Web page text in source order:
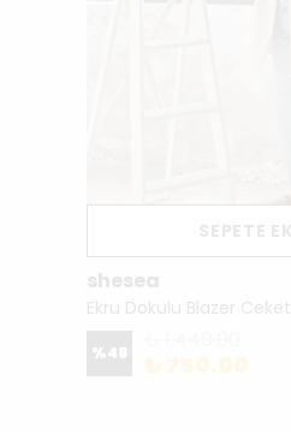
shesea
Ekru Dokulu Blazer Ceket
%48 ₺ 750.00